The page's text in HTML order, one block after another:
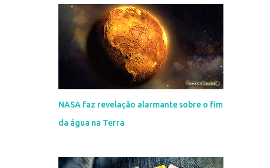
NASA faz revelação alarmante sobre o fim
da água na Terra